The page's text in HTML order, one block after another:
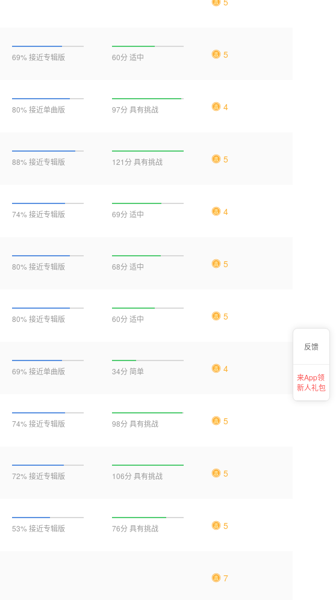
69% 接近专辑版 60分 适中 5
80% 接近单曲版 97分 具有挑战 4
88% 接近专辑版 121分 具有挑战 5
74% 接近专辑版 69分 适中 4
80% 接近专辑版 68分 适中 5
80% 接近专辑版 60分 适中 5
69% 接近单曲版 34分 简单 4
74% 接近专辑版 98分 具有挑战 5
72% 接近专辑版 106分 具有挑战 5
53% 接近专辑版 76分 具有挑战 5
7
反馈
来App领
新人礼包